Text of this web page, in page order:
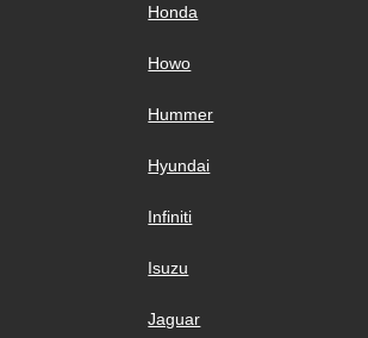
Honda
Howo
Hummer
Hyundai
Infiniti
Isuzu
Jaguar